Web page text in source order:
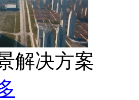
解决方案